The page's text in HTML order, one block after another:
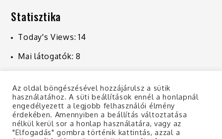
Statisztika
Today's Views:14
Mai látogatók: 8
Last 30 Days Views:1 015
Last 365 Days Views:10 928
Az oldal böngészésével hozzájárulsz a sütik
használatához. A süti beállítások ennél a honlapnál
engedélyezett a legjobb felhasználói élmény
érdekében. Amennyiben a beállítás változtatása
nélkül kerül sor a honlap használatára, vagy az
"Elfogadás" gombra történik kattintás, azzal a